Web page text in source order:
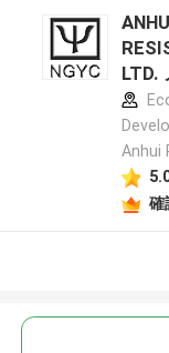
LTD.
Anhui
確